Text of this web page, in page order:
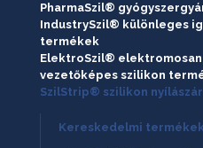
PharmaSzil®
IndustrySzil® különleges
termékek
ElektroSzil®
vezetőképes szilikon
SzilStrip® szilikon
Kereskedelmi